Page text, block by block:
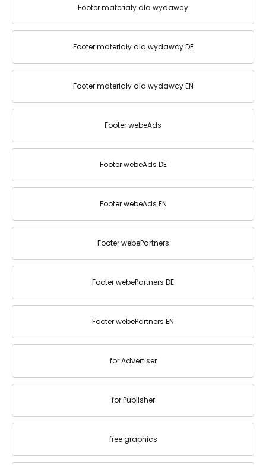
Footer materiały dla wydawcy
Footer materiały dla wydawcy DE
Footer materiały dla wydawcy EN
Footer webeAds
Footer webeAds DE
Footer webeAds EN
Footer webePartners
Footer webePartners DE
Footer webePartners EN
for Advertiser
for Publisher
free graphics